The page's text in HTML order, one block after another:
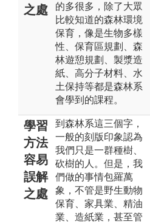
之處
的多很多，除了大眾
比較知道的森林環境
保育，像是生物多樣
性、保育區規劃、森
林遊憩規劃、製漿造
紙、高分子材料、水
土保持等都是森林系
會學到的課程。
學習
方法
容易
誤解
之處
到森林系這三個字，
一般的刻版印象認為
我們只是一群種樹、
砍樹的人。但是，我
們做的事情包羅萬
象，不管是野生動物
保育、家具業、精油
業、造紙業，甚至管